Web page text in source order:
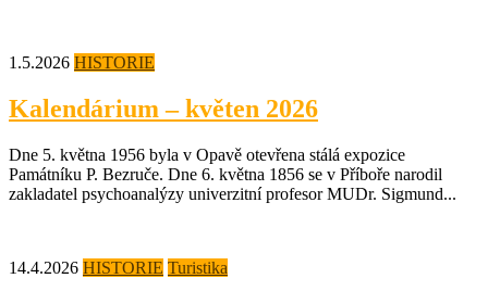
1.5.2026 HISTORIE
Kalendárium – květen 2026
Dne 5. května 1956 byla v Opavě otevřena stálá expozice
Památníku P. Bezruče. Dne 6. května 1856 se v Příboře narodil
zakladatel psychoanalýzy univerzitní profesor MUDr. Sigmund...
14.4.2026 HISTORIE Turistika